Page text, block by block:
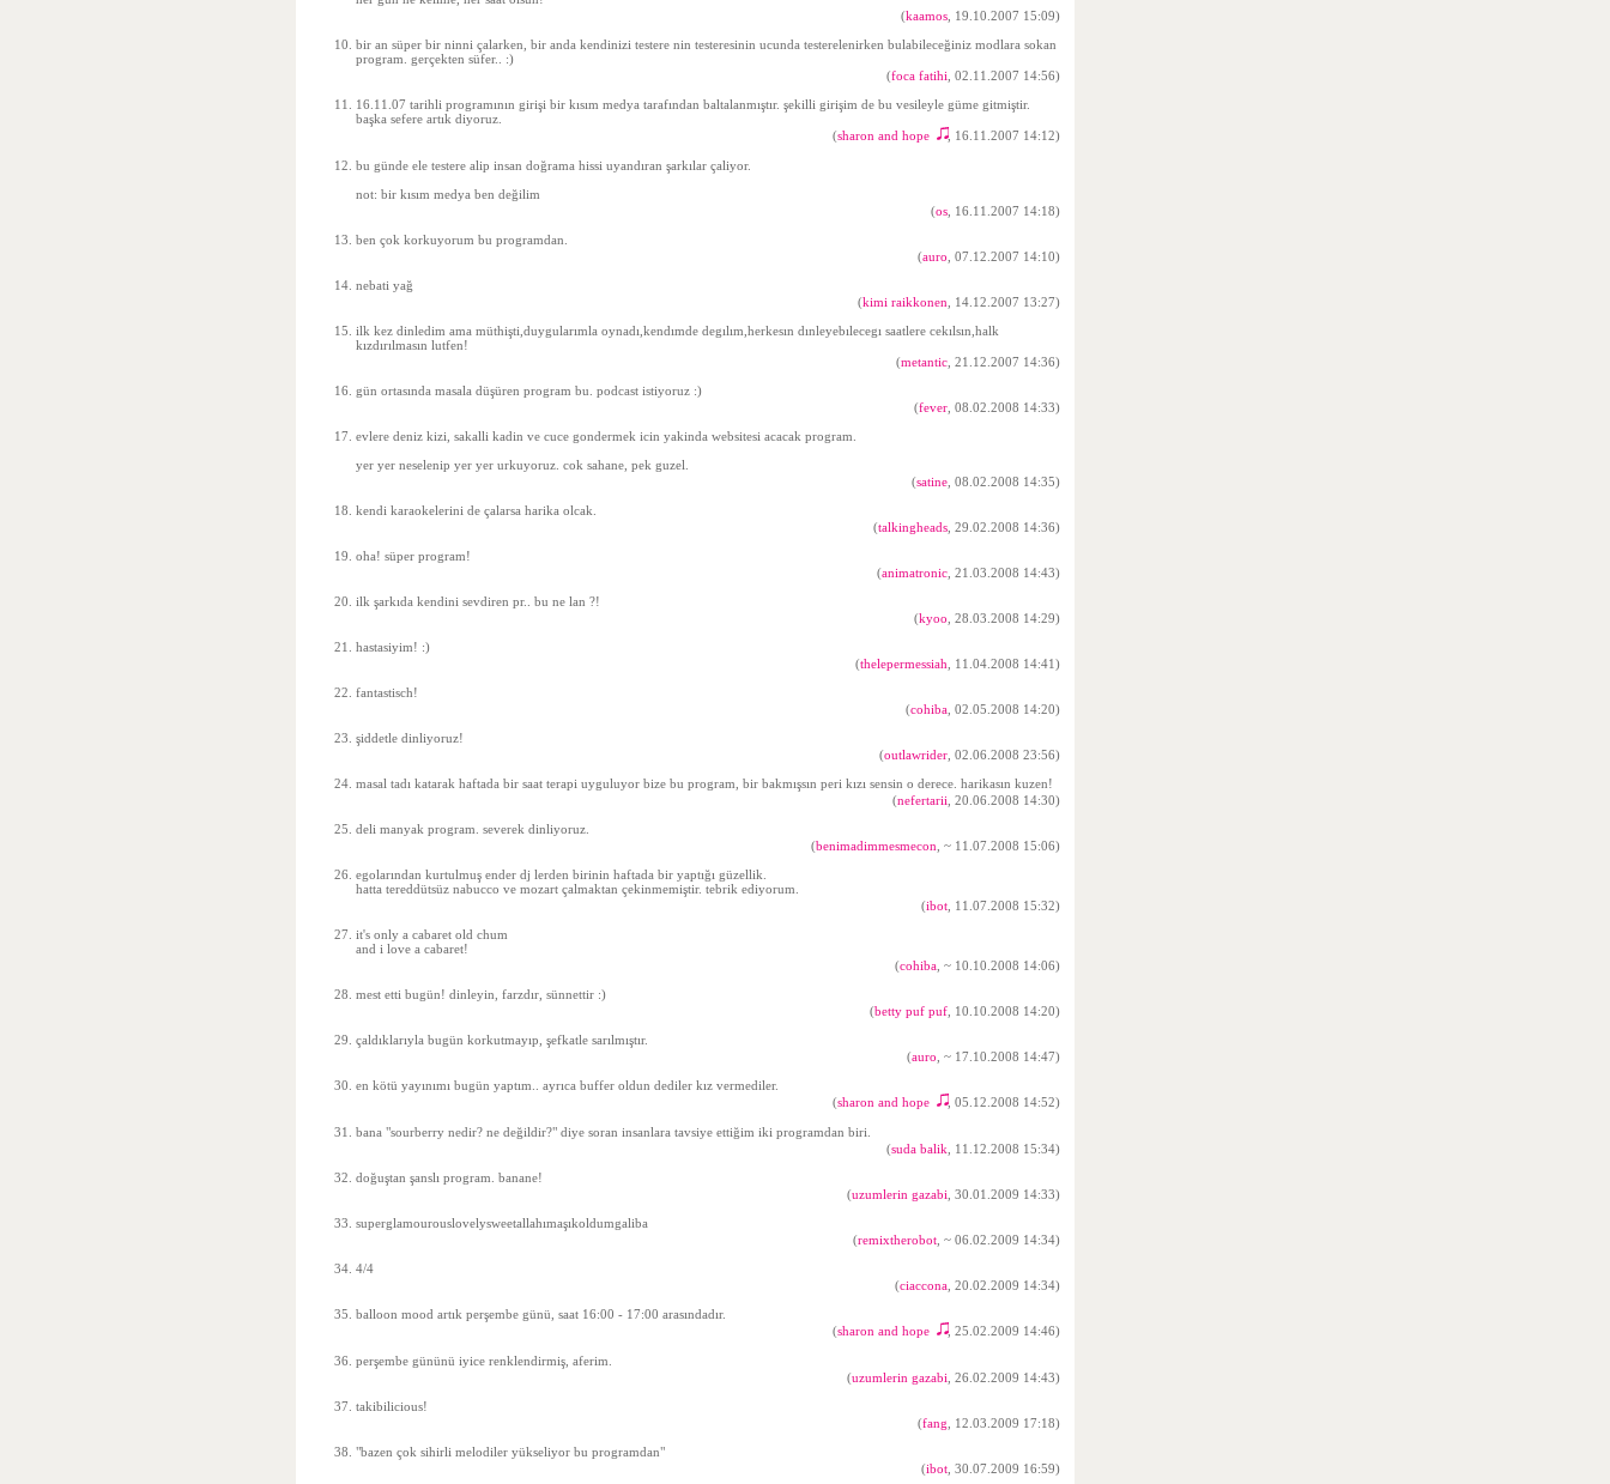
(kaamos , 19.10.2007 15:09)
bir an süper bir ninni çalarken, bir anda kendinizi testere nin testeresinin ucunda testerelenirken bulabileceğiniz modlara sokan
program. gerçekten süfer.. :)
(foca fatihi , 02.11.2007 14:56)
16.11.07 tarihli programının girişi bir kısım medya tarafından baltalanmıştır. şekilli girişim de bu vesileyle güme gitmiştir.
başka sefere artık diyoruz.
(sharon and hope , 16.11.2007 14:12)
bu günde ele testere alip insan doğrama hissi uyandıran şarkılar çaliyor.
not: bir kısım medya ben değilim
(os , 16.11.2007 14:18)
ben çok korkuyorum bu programdan.
(auro , 07.12.2007 14:10)
nebati yağ
(kimi raikkonen , 14.12.2007 13:27)
ilk kez dinledim ama müthişti,duygularımla oynadı,kendımde degılım,herkesın dınleyebılecegı saatlere cekılsın,halk
kızdırılmasın lutfen!
(metantic , 21.12.2007 14:36)
gün ortasında masala düşüren program bu. podcast istiyoruz :)
(fever , 08.02.2008 14:33)
evlere deniz kizi, sakalli kadin ve cuce gondermek icin yakinda websitesi acacak program.
yer yer neselenip yer yer urkuyoruz. cok sahane, pek guzel.
(satine , 08.02.2008 14:35)
kendi karaokelerini de çalarsa harika olcak.
(talkingheads , 29.02.2008 14:36)
oha! süper program!
(animatronic , 21.03.2008 14:43)
ilk şarkıda kendini sevdiren pr.. bu ne lan ?!
(kyoo , 28.03.2008 14:29)
hastasiyim! :)
(thelepermessiah , 11.04.2008 14:41)
fantastisch!
(cohiba , 02.05.2008 14:20)
şiddetle dinliyoruz!
(outlawrider , 02.06.2008 23:56)
masal tadı katarak haftada bir saat terapi uyguluyor bize bu program, bir bakmışsın peri kızı sensin o derece. harikasın kuzen!
(nefertarii , 20.06.2008 14:30)
deli manyak program. severek dinliyoruz.
(benimadimmesmecon ~ 11.07.2008 15:06)
egolarından kurtulmuş ender dj lerden birinin haftada bir yaptığı güzellik.
hatta tereddütsüz nabucco ve mozart çalmaktan çekinmemiştir. tebrik ediyorum.
(ibot , 11.07.2008 15:32)
it's only a cabaret old chum
and i love a cabaret!
(cohiba ~ 10.10.2008 14:06)
mest etti bugün! dinleyin, farzdır, sünnettir :)
(betty puf puf , 10.10.2008 14:20)
çaldıklarıyla bugün korkutmayıp, şefkatle sarılmıştır.
(auro ~ 17.10.2008 14:47)
en kötü yayınımı bugün yaptım.. ayrıca buffer oldun dediler kız vermediler.
(sharon and hope , 05.12.2008 14:52)
bana "sourberry nedir? ne değildir?" diye soran insanlara tavsiye ettiğim iki programdan biri.
(suda balik , 11.12.2008 15:34)
doğuştan şanslı program. banane!
(uzumlerin gazabi , 30.01.2009 14:33)
superglamourouslovelysweetallahımaşıkoldumgaliba
(remixtherobot ~ 06.02.2009 14:34)
4/4
(ciaccona , 20.02.2009 14:34)
balloon mood artık perşembe günü, saat 16:00 - 17:00 arasındadır.
(sharon and hope , 25.02.2009 14:46)
perşembe gününü iyice renklendirmiş, aferim.
(uzumlerin gazabi , 26.02.2009 14:43)
takibilicious!
(fang , 12.03.2009 17:18)
"bazen çok sihirli melodiler yükseliyor bu programdan"
(ibot , 30.07.2009 16:59)